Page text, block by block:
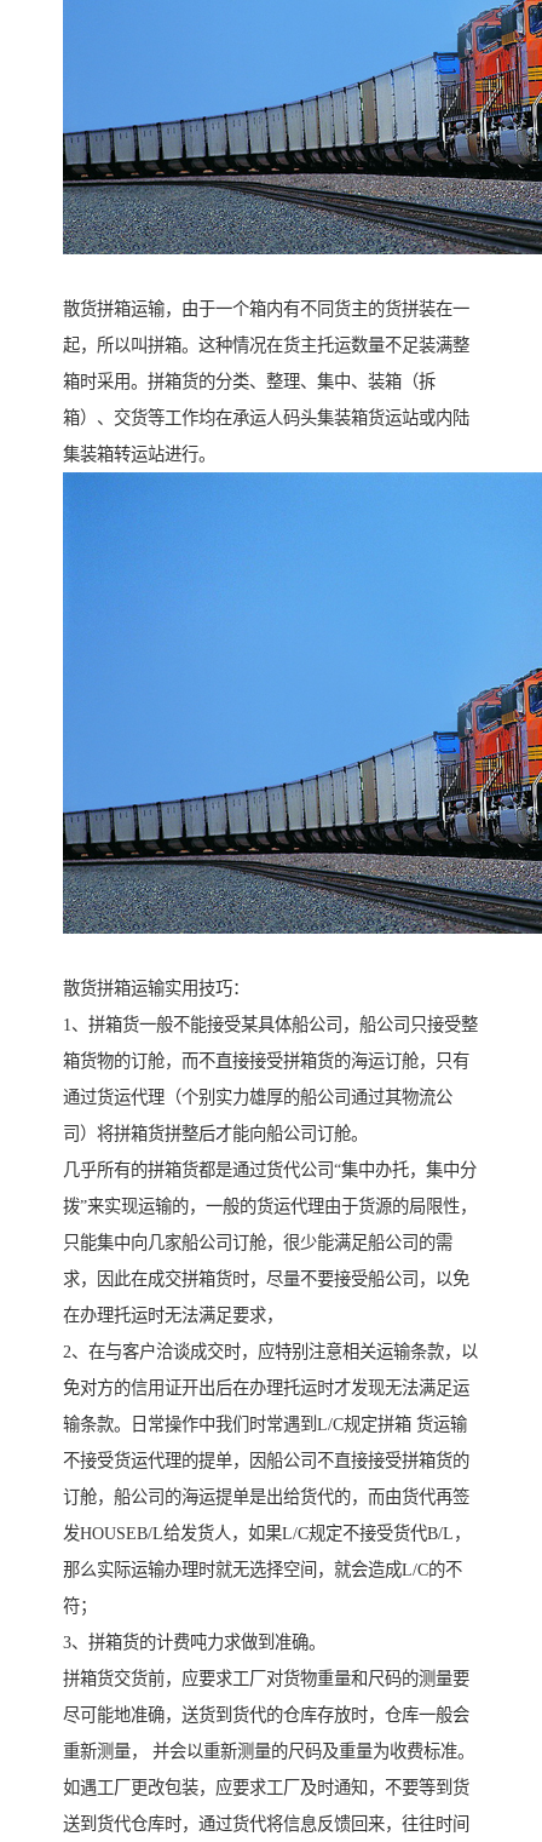
散货拼箱运输，由于一个箱内有不同货主的货拼装在一
起，所以叫拼箱。这种情况在货主托运数量不足装满整
箱时采用。拼箱货的分类、整理、集中、装箱（拆
箱）、交货等工作均在承运人码头集装箱货运站或内陆
集装箱转运站进行。
散货拼箱运输实用技巧：
1、拼箱货一般不能接受某具体船公司，船公司只接受整
箱货物的订舱，而不直接接受拼箱货的海运订舱，只有
通过货运代理（个别实力雄厚的船公司通过其物流公
司）将拼箱货拼整后才能向船公司订舱。
几乎所有的拼箱货都是通过货代公司“集中办托，集中分
拨”来实现运输的，一般的货运代理由于货源的局限性，
只能集中向几家船公司订舱，很少能满足船公司的需
求，因此在成交拼箱货时，尽量不要接受船公司，以免
在办理托运时无法满足要求，
2、在与客户洽谈成交时，应特别注意相关运输条款，以
免对方的信用证开出后在办理托运时才发现无法满足运
输条款。日常操作中我们时常遇到L/C规定拼箱 货运输
不接受货运代理的提单，因船公司不直接接受拼箱货的
订舱，船公司的海运提单是出给货代的，而由货代再签
发HOUSEB/L给发货人，如果L/C规定不接受货代B/L，
那么实际运输办理时就无选择空间，就会造成L/C的不
符；
3、拼箱货的计费吨力求做到准确。
拼箱货交货前，应要求工厂对货物重量和尺码的测量要
尽可能地准确，送货到货代的仓库存放时，仓库一般会
重新测量， 并会以重新测量的尺码及重量为收费标准。
如遇工厂更改包装，应要求工厂及时通知，不要等到货
送到货代仓库时，通过货代将信息反馈回来，往往时间